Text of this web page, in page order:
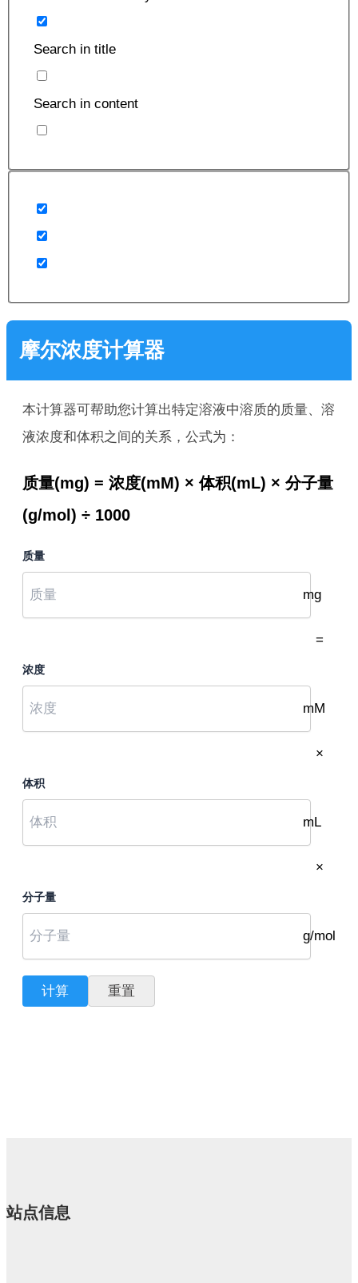
Search in title
Search in content
摩尔浓度计算器
本计算器可帮助您计算出特定溶液中溶质的质量、溶
液浓度和体积之间的关系，公式为：
质量(mg) = 浓度(mM) × 体积(mL) × 分子量
(g/mol) ÷ 1000
质量
mg
=
浓度
mM
×
体积
mL
×
分子量
g/mol
计算 重置
站点信息